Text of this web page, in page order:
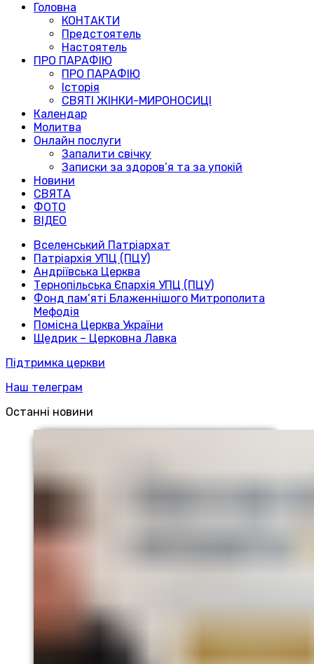
Головна
КОНТАКТИ
Предстоятель
Настоятель
ПРО ПАРАФІЮ
ПРО ПАРАФІЮ
Історія
СВЯТІ ЖІНКИ-МИРОНОСИЦІ
Календар
Молитва
Онлайн послуги
Запалити свічку
Записки за здоров’я та за упокій
Новини
СВЯТА
ФОТО
ВІДЕО
Вселенський Патріархат
Патріархія УПЦ (ПЦУ)
Андріївська Церква
Тернопільська Єпархія УПЦ (ПЦУ)
Фонд пам’яті Блаженнішого Митрополита
Мефодія
Помісна Церква України
Щедрик – Церковна Лавка
Підтримка церкви
Наш телеграм
Останні новини